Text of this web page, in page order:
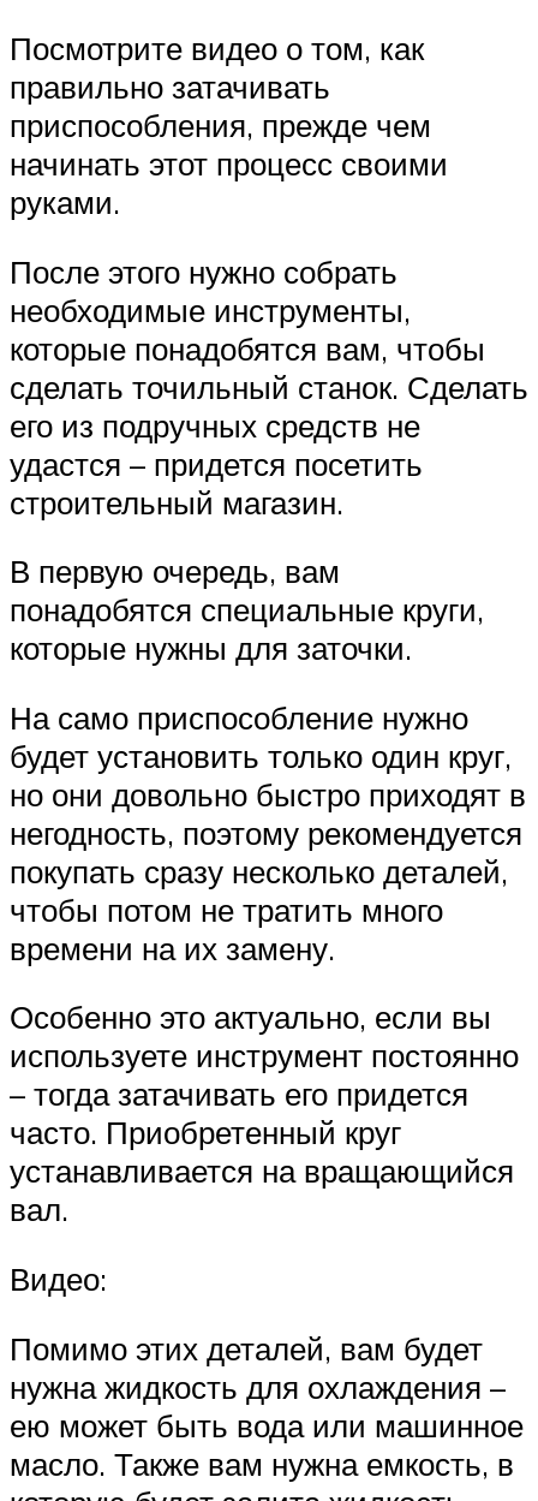
Посмотрите видео о том, как
правильно затачивать
приспособления, прежде чем
начинать этот процесс своими
руками.
После этого нужно собрать
необходимые инструменты,
которые понадобятся вам, чтобы
сделать точильный станок. Сделать
его из подручных средств не
удастся – придется посетить
строительный магазин.
В первую очередь, вам
понадобятся специальные круги,
которые нужны для заточки.
На само приспособление нужно
будет установить только один круг,
но они довольно быстро приходят в
негодность, поэтому рекомендуется
покупать сразу несколько деталей,
чтобы потом не тратить много
времени на их замену.
Особенно это актуально, если вы
используете инструмент постоянно
– тогда затачивать его придется
часто. Приобретенный круг
устанавливается на вращающийся
вал.
Видео:
Помимо этих деталей, вам будет
нужна жидкость для охлаждения –
ею может быть вода или машинное
масло. Также вам нужна емкость, в